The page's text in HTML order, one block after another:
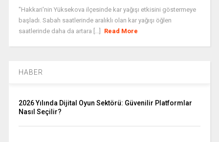
"Hakkari'nin Yüksekova ilçesinde kar yağışı etkisini göstermeye
başladı. Sabah saatlerinde aralıklı olan kar yağışı öğlen
saatlerinde daha da artara [...]
Read More
HABER
2026 Yılında Dijital Oyun Sektörü: Güvenilir Platformlar
Nasıl Seçilir?